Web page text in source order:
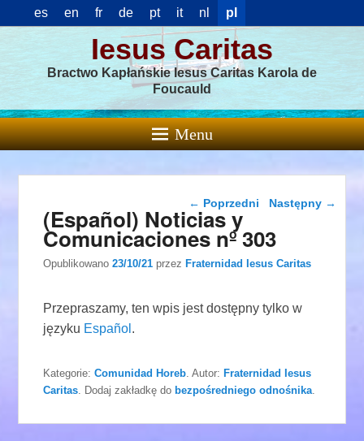
es en fr de pt it nl pl
Iesus Caritas
Bractwo Kapłańskie Iesus Caritas Karola de
Foucauld
Menu
Nawigacja wpisu
← Poprzedni Następny →
(Español) Noticias y
Comunicaciones nº 303
Opublikowano23/10/21 przezFraternidad Iesus Caritas
Przepraszamy, ten wpis jest dostępny tylko w
języku Español .
Kategorie:Comunidad Horeb . Autor:Fraternidad Iesus
Caritas . Dodaj zakładkę do bezpośredniego odnośnika